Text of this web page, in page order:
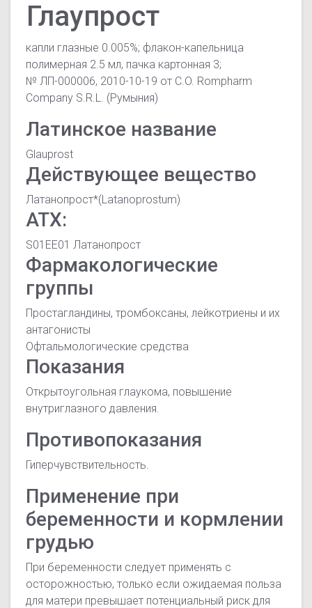
Глаупрост
капли глазные 0.005%; флакон-капельница
полимерная 2.5 мл, пачка картонная 3;
№ ЛП-000006, 2010-10-19 от C.O. Rompharm
Company S.R.L. (Румыния)
Латинское название
Glauprost
Действующее вещество
Латанопрост*(Latanoprostum)
АТХ:
S01EE01 Латанопрост
Фармакологические
группы
Простагландины, тромбоксаны, лейкотриены и их
антагонисты
Офтальмологические средства
Показания
Открытоугольная глаукома, повышение
внутриглазного давления.
Противопоказания
Гиперчувствительность.
Применение при
беременности и кормлении
грудью
При беременности следует применять с
осторожностью, только если ожидаемая польза
для матери превышает потенциальный риск для